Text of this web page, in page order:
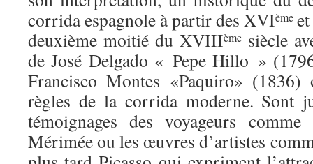
corrida espagnole à partir des XVIème
deuxième moitié du XVIIIème siècle
de José Delgado « Pepe Hillo »
Francisco Montes «Paquiro»
règles de la corrida moderne. Sont
témoignages des voyageurs
Mérimée ou les œuvres d’artistes